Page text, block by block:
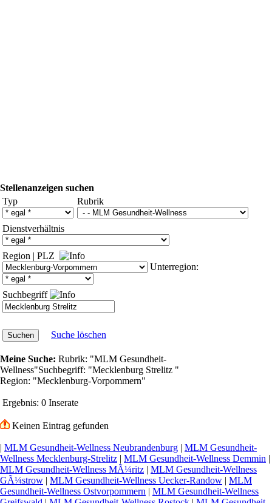
Stellenanzeigen suchen
Typ
Rubrik
Dienstverhältnis
Region | PLZ
Unterregion:
Suchbegriff
Suche löschen
Meine Suche: Rubrik: "MLM Gesundheit-
Wellness"Suchbegriff: "Mecklenburg Strelitz "
Region: "Mecklenburg-Vorpommern"
Ergebnis: 0 Inserate
Keinen Eintrag gefunden
| MLM Gesundheit-Wellness Neubrandenburg | MLM Gesundheit-
Wellness Mecklenburg-Strelitz | MLM Gesundheit-Wellness Demmin |
MLM Gesundheit-Wellness MÃ¼ritz | MLM Gesundheit-Wellness
GÃ¼strow | MLM Gesundheit-Wellness Uecker-Randow | MLM
Gesundheit-Wellness Ostvorpommern | MLM Gesundheit-Wellness